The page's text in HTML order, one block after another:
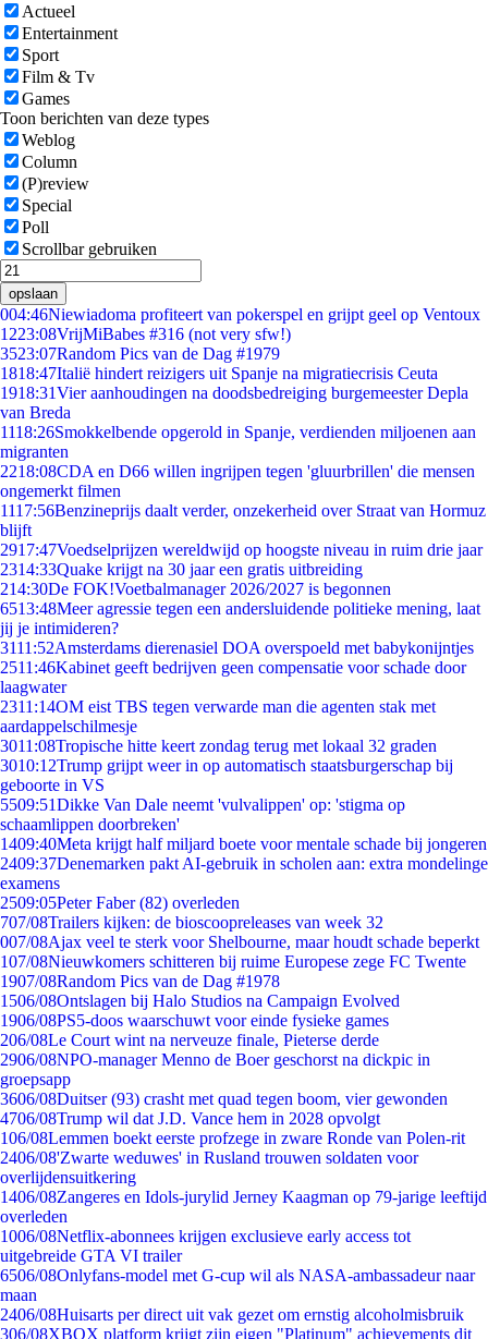
Actueel
Entertainment
Sport
Film & Tv
Games
Toon berichten van deze types
Weblog
Column
(P)review
Special
Poll
Scrollbar gebruiken
opslaan
004:46Niewiadoma profiteert van pokerspel en grijpt geel op Ventoux
1223:08VrijMiBabes #316 (not very sfw!)
3523:07Random Pics van de Dag #1979
1818:47Italië hindert reizigers uit Spanje na migratiecrisis Ceuta
1918:31Vier aanhoudingen na doodsbedreiging burgemeester Depla
van Breda
1118:26Smokkelbende opgerold in Spanje, verdienden miljoenen aan
migranten
2218:08CDA en D66 willen ingrijpen tegen 'gluurbrillen' die mensen
ongemerkt filmen
1117:56Benzineprijs daalt verder, onzekerheid over Straat van Hormuz
blijft
2917:47Voedselprijzen wereldwijd op hoogste niveau in ruim drie jaar
2314:33Quake krijgt na 30 jaar een gratis uitbreiding
214:30De FOK!Voetbalmanager 2026/2027 is begonnen
6513:48Meer agressie tegen een andersluidende politieke mening, laat
jij je intimideren?
3111:52Amsterdams dierenasiel DOA overspoeld met babykonijntjes
2511:46Kabinet geeft bedrijven geen compensatie voor schade door
laagwater
2311:14OM eist TBS tegen verwarde man die agenten stak met
aardappelschilmesje
3011:08Tropische hitte keert zondag terug met lokaal 32 graden
3010:12Trump grijpt weer in op automatisch staatsburgerschap bij
geboorte in VS
5509:51Dikke Van Dale neemt 'vulvalippen' op: 'stigma op
schaamlippen doorbreken'
1409:40Meta krijgt half miljard boete voor mentale schade bij jongeren
2409:37Denemarken pakt AI-gebruik in scholen aan: extra mondelinge
examens
2509:05Peter Faber (82) overleden
707/08Trailers kijken: de bioscoopreleases van week 32
007/08Ajax veel te sterk voor Shelbourne, maar houdt schade beperkt
107/08Nieuwkomers schitteren bij ruime Europese zege FC Twente
1907/08Random Pics van de Dag #1978
1506/08Ontslagen bij Halo Studios na Campaign Evolved
1906/08PS5-doos waarschuwt voor einde fysieke games
206/08Le Court wint na nerveuze finale, Pieterse derde
2906/08NPO-manager Menno de Boer geschorst na dickpic in
groepsapp
3606/08Duitser (93) crasht met quad tegen boom, vier gewonden
4706/08Trump wil dat J.D. Vance hem in 2028 opvolgt
106/08Lemmen boekt eerste profzege in zware Ronde van Polen-rit
2406/08'Zwarte weduwes' in Rusland trouwen soldaten voor
overlijdensuitkering
1406/08Zangeres en Idols-jurylid Jerney Kaagman op 79-jarige leeftijd
overleden
1006/08Netflix-abonnees krijgen exclusieve early access tot
uitgebreide GTA VI trailer
6506/08Onlyfans-model met G-cup wil als NASA-ambassadeur naar
maan
2406/08Huisarts per direct uit vak gezet om ernstig alcoholmisbruik
306/08XBOX platform krijgt zijn eigen "Platinum" achievements dit